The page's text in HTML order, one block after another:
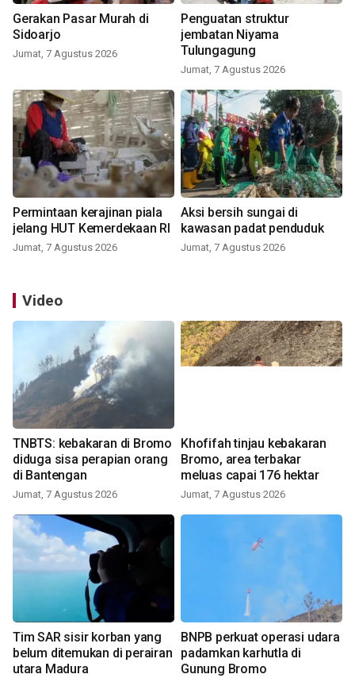
Gerakan Pasar Murah di
Sidoarjo
Jumat, 7 Agustus 2026
Penguatan struktur
jembatan Niyama
Tulungagung
Jumat, 7 Agustus 2026
Permintaan kerajinan piala
jelang HUT Kemerdekaan RI
Jumat, 7 Agustus 2026
Aksi bersih sungai di
kawasan padat penduduk
Jumat, 7 Agustus 2026
Video
TNBTS: kebakaran di Bromo
diduga sisa perapian orang
di Bantengan
Jumat, 7 Agustus 2026
Khofifah tinjau kebakaran
Bromo, area terbakar
meluas capai 176 hektar
Jumat, 7 Agustus 2026
Tim SAR sisir korban yang
belum ditemukan di perairan
utara Madura
BNPB perkuat operasi udara
padamkan karhutla di
Gunung Bromo